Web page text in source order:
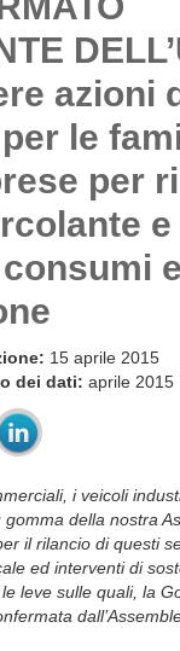
azioni
le
per
e
e
15 aprile 2015
dei dati: aprile 2015
i veicoli
della nostra
il rilancio di questi
ed interventi di
leve sulle quali, la